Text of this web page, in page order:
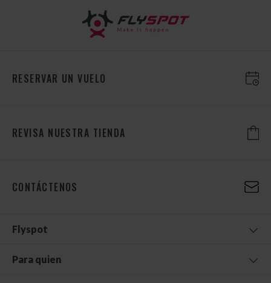
RESERVAR UN VUELO
REVISA NUESTRA TIENDA
CONTÁCTENOS
Flyspot
Para quien